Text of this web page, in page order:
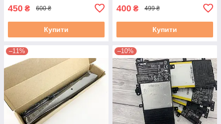
450 ₴ 600 ₴
Купити
400 ₴ 499 ₴
Купити
–11% –10%